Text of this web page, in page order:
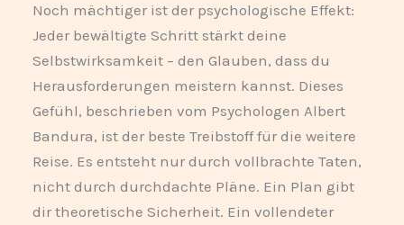
Noch mächtiger ist der psychologische Effekt:
Jeder bewältigte Schritt stärkt deine
Selbstwirksamkeit – den Glauben, dass du
Herausforderungen meistern kannst. Dieses
Gefühl, beschrieben vom Psychologen Albert
Bandura, ist der beste Treibstoff für die weitere
Reise. Es entsteht nur durch vollbrachte Taten,
nicht durch durchdachte Pläne. Ein Plan gibt
dir theoretische Sicherheit. Ein vollendeter